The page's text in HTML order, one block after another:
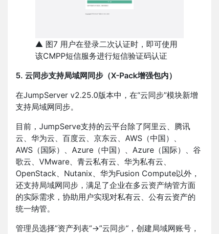
▲ 图7 用户在登录二次认证时，即可使用
该CMPP短信服务进行短信验证码认证
5. 云同步支持局域网同步（X-Pack增强包内）
在JumpServer v2.25.0版本中，在“云同步”模块新增
支持局域网同步。
目前，JumpServe支持的云平台除了阿里云、腾讯
云、华为云、百度云、京东云、AWS（中国）、
AWS（国际）、Azure（中国）、Azure（国际）、谷
歌云、VMware、青云私有云、华为私有云、
OpenStack、Nutanix、华为Fusion Compute以外，
还支持局域网同步，满足了企业在多云资产纳管方面
的实际需求，协助用户实现对私有云、公有云资产的
统一纳管。
管理员选择”资产列表“→”云同步“，创建局域网账号，